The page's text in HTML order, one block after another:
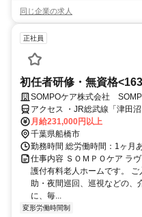
同じ企業の求人
正社員
初任者研修・無資格
SOMPOケア株式会社
アクセス ・JR総武線「津田
徒歩6分
月給231,000円以上
千葉県船橋市
勤務時間 総労働時間：1ヶ月
仕事内容 ＳＯＭＰＯケア ラ
護付有料老人ホームです。
助・夜間巡回、巡視などの、
に、毎...
変形労働時間制